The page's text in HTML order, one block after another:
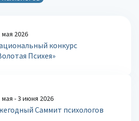
мая 2026
конкурс
Психея»
мая - 3 июня 2026
Саммит психологов